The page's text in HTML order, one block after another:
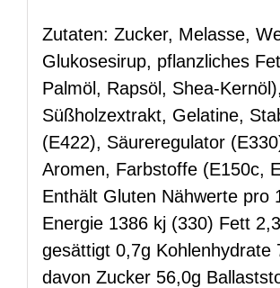
Zutaten: Zucker, Melasse,
Glukosesirup, pflanzliches
Palmöl, Rapsöl, Shea-Kernöl),
Süßholzextrakt, Gelatine,
(E422), Säureregulator
Aromen, Farbstoffe (E150c,
Enthält Gluten Nähwerte pro
Energie 1386 kj (330) Fett
gesättigt 0,7g Kohlenhydrate
davon Zucker 56,0g